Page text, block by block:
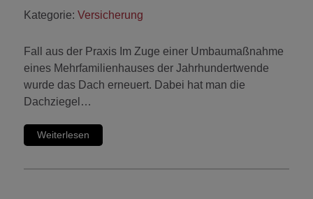
Kategorie: Versicherung
Fall aus der Praxis Im Zuge einer Umbaumaßnahme
eines Mehrfamilienhauses der Jahrhundertwende
wurde das Dach erneuert. Dabei hat man die
Dachziegel…
Weiterlesen